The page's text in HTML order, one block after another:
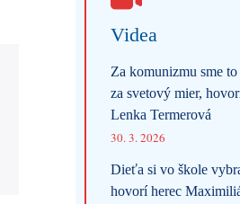
Videa
Za komunizmu sme
za svetový mier,
Lenka Termerová
30. 3. 2026
Dieťa si vo škole
hovorí herec